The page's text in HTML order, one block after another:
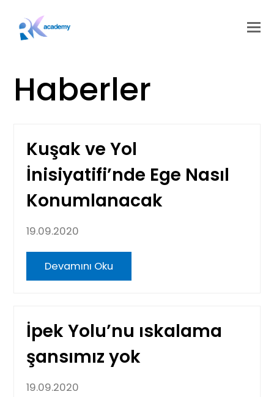
Haberler
Kuşak ve Yol
İnisiyatifi’nde Ege Nasıl
Konumlanacak
19.09.2020
Devamını Oku
İpek Yolu’nu ıskalama
şansımız yok
19.09.2020